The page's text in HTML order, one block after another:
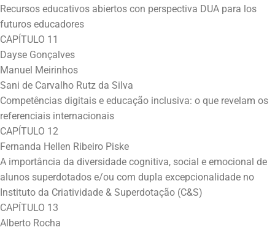
Recursos educativos abiertos con perspectiva DUA para los
futuros educadores
CAPÍTULO 11
Dayse Gonçalves
Manuel Meirinhos
Sani de Carvalho Rutz da Silva
Competências digitais e educação inclusiva: o que revelam os
referenciais internacionais
CAPÍTULO 12
Fernanda Hellen Ribeiro Piske
A importância da diversidade cognitiva, social e emocional de
alunos superdotados e/ou com dupla excepcionalidade no
Instituto da Criatividade & Superdotação (C&S)
CAPÍTULO 13
Alberto Rocha